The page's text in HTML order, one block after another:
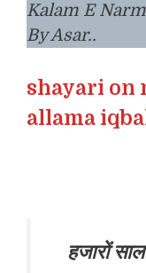
Kalam E
By Asar..
shayari on
allama
हजारों